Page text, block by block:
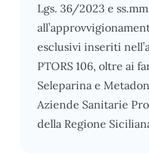
Lgs. 36/2023 e
esclusivi inseriti
PTORS 106, oltre ai
Seleparina e
Aziende Sanitarie
della Regione